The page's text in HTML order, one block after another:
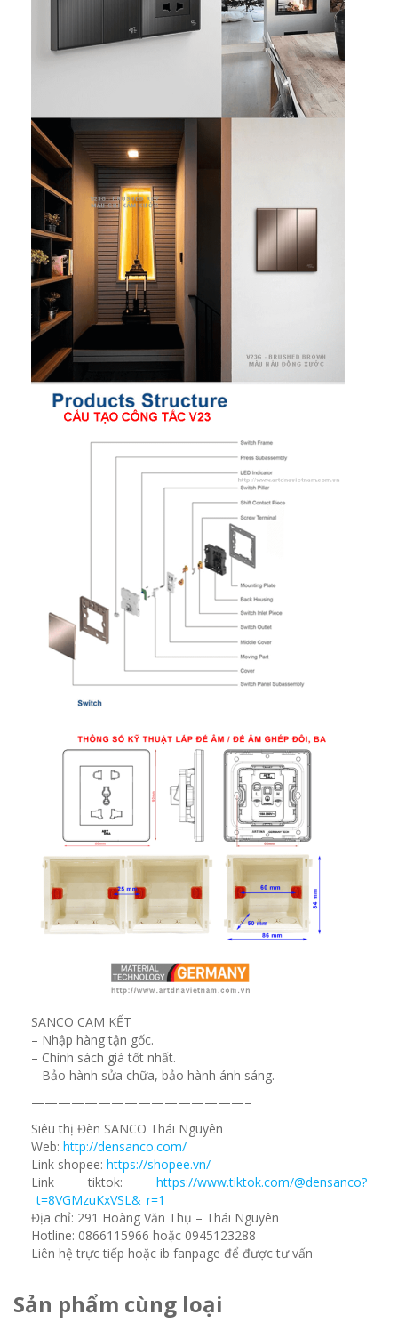
SANCO CAM KẾT
– Nhập hàng tận gốc.
– Chính sách giá tốt nhất.
– Bảo hành sửa chữa, bảo hành ánh sáng.
————————————————–
Siêu thị Đèn SANCO Thái Nguyên
Web: http://densanco.com/
Link shopee: https://shopee.vn/
Link tiktok: https://www.tiktok.com/@densanco?
_t=8VGMzuKxVSL&_r=1
Địa chỉ: 291 Hoàng Văn Thụ – Thái Nguyên
Hotline: 0866115966 hoặc 0945123288
Liên hệ trực tiếp hoặc ib fanpage để được tư vấn
Sản phẩm cùng loại